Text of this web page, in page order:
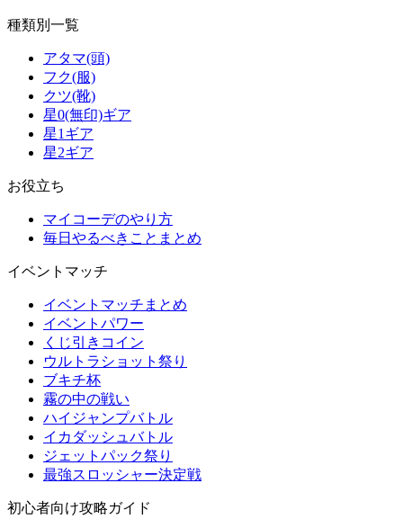
種類別一覧
アタマ(頭)
フク(服)
クツ(靴)
星0(無印)ギア
星1ギア
星2ギア
お役立ち
マイコーデのやり方
毎日やるべきことまとめ
イベントマッチ
イベントマッチまとめ
イベントパワー
くじ引きコイン
ウルトラショット祭り
ブキチ杯
霧の中の戦い
ハイジャンプバトル
イカダッシュバトル
ジェットパック祭り
最強スロッシャー決定戦
初心者向け攻略ガイド